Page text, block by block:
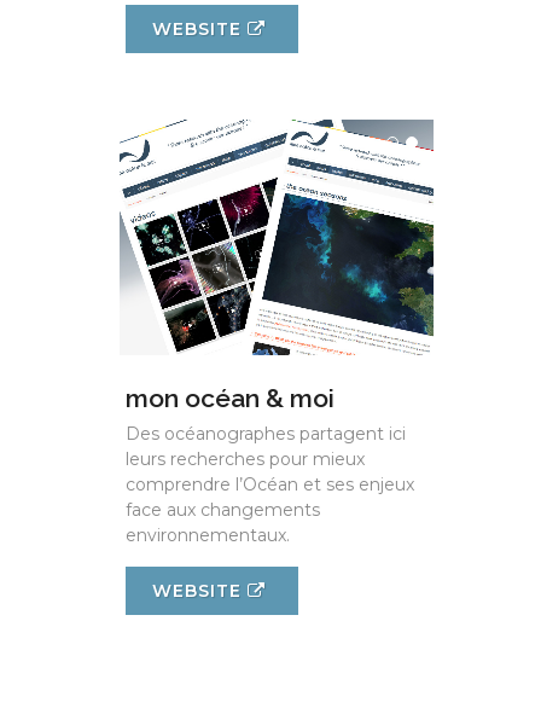
WEBSITE
mon océan & moi
Des océanographes partagent ici
leurs recherches pour mieux
comprendre l’Océan et ses enjeux
face aux changements
environnementaux.
WEBSITE